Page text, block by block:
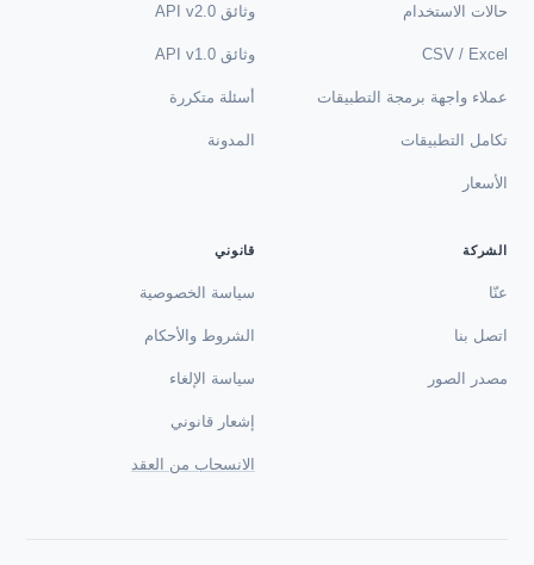
حالات الاستخدام
CSV / Excel
عملاء واجهة برمجة التطبيقات
تكامل التطبيقات
الأسعار
وثائق API v2.0
وثائق API v1.0
أسئلة متكررة
المدونة
الشركة
عنّا
اتصل بنا
مصدر الصور
قانوني
سياسة الخصوصية
الشروط والأحكام
سياسة الإلغاء
إشعار قانوني
الانسحاب من العقد